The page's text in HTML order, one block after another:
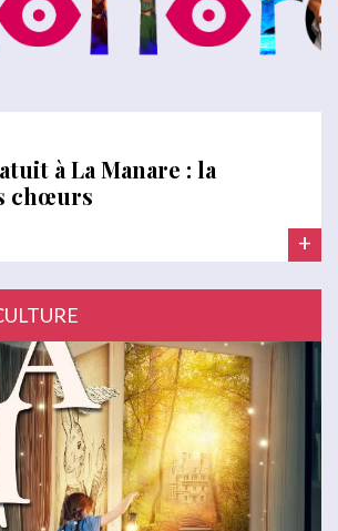
à La Manare : la
chœurs
+